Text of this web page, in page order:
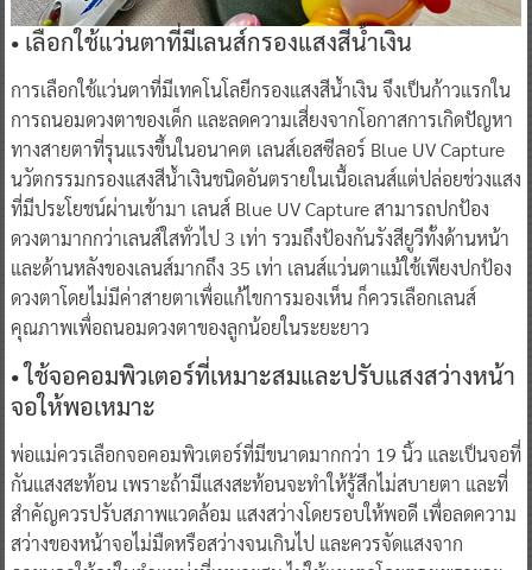
• เลือกใช้แว่นตาที่มีเลนส์กรองแสงสีน้ำเงิน
การเลือกใช้แว่นตาที่มีเทคโนโลยีกรองแสงสีน้ำเงิน จึงเป็นก้าวแรกใน
การถนอมดวงตาของเด็ก และลดความเสี่ยงจากโอกาสการเกิดปัญหา
ทางสายตาที่รุนแรงขึ้นในอนาคต เลนส์เอสซีลอร์ Blue UV Capture
นวัตกรรมกรองแสงสีน้ำเงินชนิดอันตรายในเนื้อเลนส์แต่ปล่อยช่วงแสง
ที่มีประโยชน์ผ่านเข้ามา เลนส์ Blue UV Capture สามารถปกป้อง
ดวงตามากกว่าเลนส์ใสทั่วไป 3 เท่า รวมถึงป้องกันรังสียูวีทั้งด้านหน้า
และด้านหลังของเลนส์มากถึง 35 เท่า เลนส์แว่นตาแม้ใช้เพียงปกป้อง
ดวงตาโดยไม่มีค่าสายตาเพื่อแก้ไขการมองเห็น ก็ควรเลือกเลนส์
คุณภาพเพื่อถนอมดวงตาของลูกน้อยในระยะยาว
• ใช้จอคอมพิวเตอร์ที่เหมาะสมและปรับแสงสว่างหน้า
จอให้พอเหมาะ
พ่อแม่ควรเลือกจอคอมพิวเตอร์ที่มีขนาดมากกว่า 19 นิ้ว และเป็นจอที่
กันแสงสะท้อน เพราะถ้ามีแสงสะท้อนจะทำให้รู้สึกไม่สบายตา และที่
สำคัญควรปรับสภาพแวดล้อม แสงสว่างโดยรอบให้พอดี เพื่อลดความ
สว่างของหน้าจอไม่มืดหรือสว่างจนเกินไป และควรจัดแสงจาก